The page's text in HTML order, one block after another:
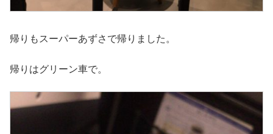
帰りもスーパーあずさで帰りました。
帰りはグリーン車で。